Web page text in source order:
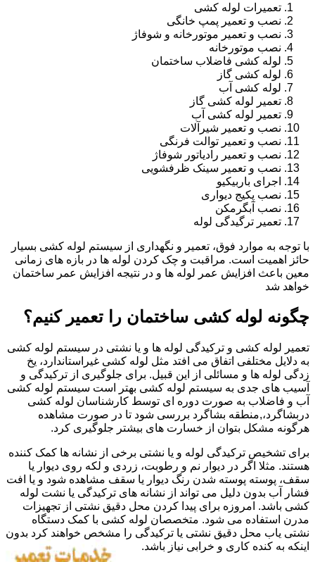
تعمیرات لوله کشی
نصب و تعمیر پمپ خانگی
نصب و تعمیر موتورخانه و شوفاژ
نصب موتورخانه
لوله کشی فاضلاب ساختمان
لوله کشی گاز
لوله کشی آب
تعمیر لوله کشی گاز
تعمیر لوله کشی آب
نصب و تعمیر شیرآلات
نصب و تعمیر توالت فرنگی
نصب و تعمیر رادیاتور شوفاژ
نصب و تعمیر سینک ظرفشویی
اجرای باربیکیو
نصب پکیج دیواری
نصب آبگرمکن
تعمیر ترگیدگی لوله
با توجه به موارد فوق، تعمیر و نگهداری از سیستم لوله کشی بسیار
حائز اهمیت است. مراقبت و چک کردن لوله ها در بازه های زمانی
معین باعث افزایش عمر لوله ها و در نتیجه افزایش عمر ساختمان
خواهد شد
چگونه لوله کشی ساختمان را تعمیر کنیم؟
تعمیر لوله کشی و ترکیدگی لوله ها و یا نشتی در سیستم لوله کشی
به دلایل مختلفی اتفاق می افتد مثل لوله کشی غیراستاندارد، یخ
زدگی لوله ها و مسائلی از این قبیل. برای جلوگیری از ترکیدگی و
آسیب های جدی به سیستم لوله کشی بهتر است سیستم لوله کشی
آب و فاضلاب به صورت دوره ای توسط کارشناسان لوله کشی
دربشاگرد،,منطقه بشاگرد بررسی شود تا در صورت مشاهده
هرگونه مشکل بتوان از خسارت های بیشتر جلوگیری کرد.
برای تشخیص ترکیدگی لوله و یا نشتی برخی از نشانه ها کمک کننده
هستند. مثلا اگر در دیوار نم و رطوبت، زردی و لکه روی دیوار یا
سقف، پوسته پوسته شدن رنگ دیوار یا سقف مشاهده شود و یا افت
فشار آب بدون دلیل می تواند از نشانه های ترکیدگی یا نشت لوله
کشی باشد. امروزه برای پیدا کردن محل دقیق نشتی از تجهیزات
مدرن استفاده می شود. متخصصان لوله کشی با کمک دستگاه
نشتی یاب محل دقیق نشتی یا ترکیدگی را مشخص خواهند کرد بدون
اینکه به کنده کاری و خرابی نیاز باشد.